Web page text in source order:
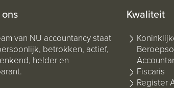
van NU accountancy staat
betrokken, actief,
helder en
Kwaliteit
Fiscaris
Register